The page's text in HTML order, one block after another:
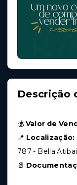
Descrição
💰 Valor de
📍 Localização:
787 - Bella
📄